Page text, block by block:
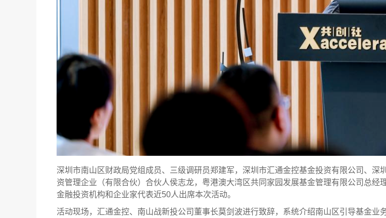
深圳市南山区财政局党组成员、三级调研员郑建军，深圳市汇通金控基金投资有限公司、
资管理企业（有限合伙）合伙人侯志龙，粤港澳大湾区共同家园发展基金管理有限公司总
金融投资机构和企业家代表近50人出席本次活动。
活动现场，汇通金控、南山战新投公司董事长莫剑波进行致辞，系统介绍南山区引导基金业